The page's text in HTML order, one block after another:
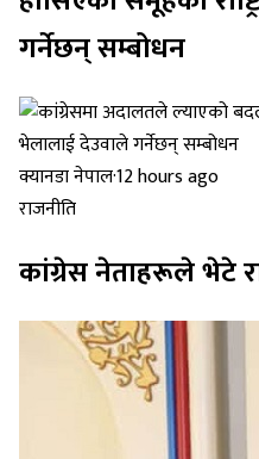
गर्नेछन् सम्बोधन
क्यानडा नेपाल·12 hours ago
राजनीति
कांग्रेस नेताहरूले भेटे